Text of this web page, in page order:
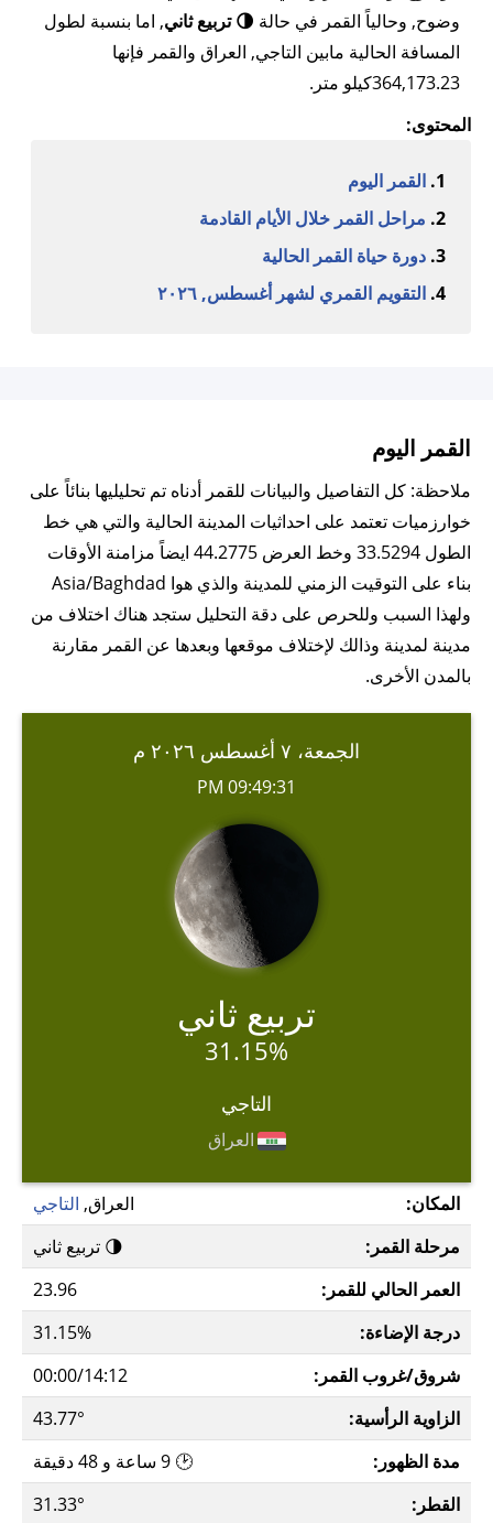
وضوح, وحالياً القمر في حالة 🌗 تربيع ثاني, اما بنسبة لطول
المسافة الحالية مابين التاجي, العراق والقمر فإنها
364,173.23كيلو متر.
المحتوى:
القمر اليوم
مراحل القمر خلال الأيام القادمة
دورة حياة القمر الحالية
التقويم القمري لشهر أغسطس, ٢٠٢٦
القمر اليوم
ملاحظة: كل التفاصيل والبيانات للقمر أدناه تم تحليليها بنائاً على
خوارزميات تعتمد على احداثيات المدينة الحالية والتي هي خط
الطول 33.5294 وخط العرض 44.2775 ايضاً مزامنة الأوقات
بناء على التوقيت الزمني للمدينة والذي هوا Asia/Baghdad
ولهذا السبب وللحرص على دقة التحليل ستجد هناك اختلاف من
مدينة لمدينة وذالك لإختلاف موقعها وبعدها عن القمر مقارنة
بالمدن الأخرى.
الجمعة، ٧ أغسطس ٢٠٢٦ م
09:49:31 PM
تربيع ثاني
31.15%
التاجي
العراق
المكان: العراق, التاجي
مرحلة القمر:
🌗 تربيع ثاني
العمر الحالي للقمر:
23.96
درجة الإضاءة:
31.15%
شروق/غروب القمر:
00:00/14:12
الزاوية الرأسية:
43.77°
مدة الظهور:
🕑 9 ساعة و 48 دقيقة
القطر:
31.33°